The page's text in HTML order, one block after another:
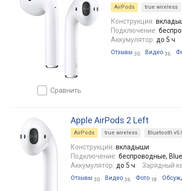
сравнить
AirPods true wireless
Конструкция:
Подключение:
Аккумулятор: до 5 ч
Отзывы 30 Видео 36
Apple AirPods 2 Left
AirPods true wireless Bluetooth
Конструкция: вкладыши
Подключение: беспроводные,
Аккумулятор: до 5 ч Зарядный
Отзывы 30 Видео 36 Фото 18